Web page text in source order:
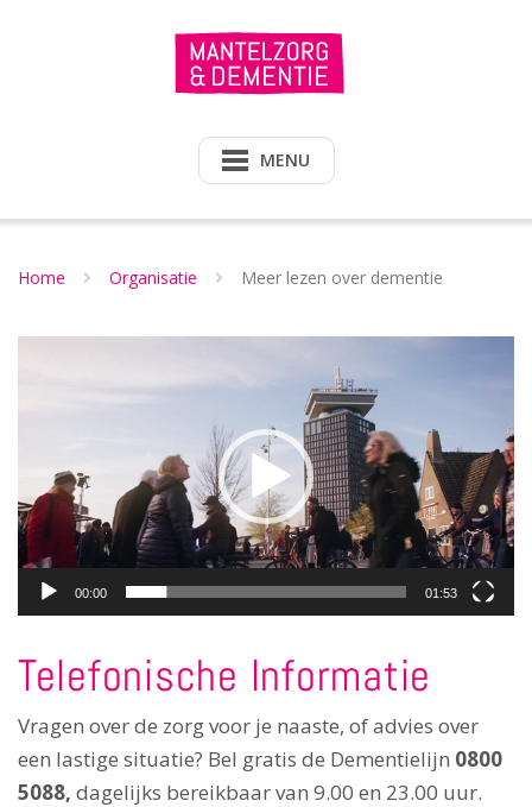
MENU
Home Organisatie Meer lezen over dementie
00:00 01:53
Telefonische Informatie
Vragen over de zorg voor je naaste, of advies over
een lastige situatie? Bel gratis de Dementielijn 0800
5088, dagelijks bereikbaar van 9.00 en 23.00 uur.